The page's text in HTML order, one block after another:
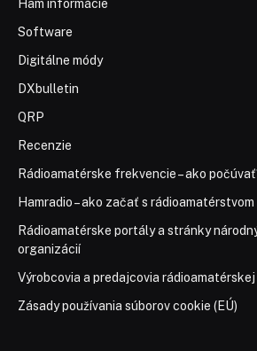
Ham informácie
Software
Digitálne módy
DXbulletin
QRP
Recenzie
Rádioamatérske frekvencie – ako
Hamradio – ako začať s rádioamatérstvom
Rádioamatérske portály a stránky
organizácií
Výrobcovia a predajcovia
Zásady používania súborov cookie (EÚ)